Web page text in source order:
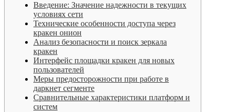
Введение: Значение надежности в текущих
условиях сети
Технические особенности доступа через
кракен онион
Анализ безопасности и поиск зеркала
кракен
Интерфейс площадки кракен для новых
пользователей
Меры предосторожности при работе в
даркнет сегменте
Сравнительные характеристики платформ и
систем